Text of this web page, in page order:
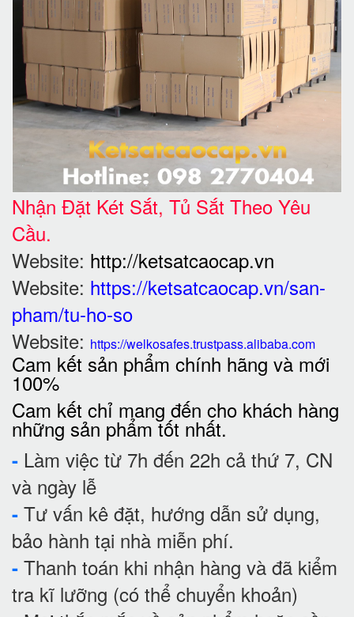
Nhận Đặt Két Sắt, Tủ Sắt Theo Yêu
Cầu.
Website: http://ketsatcaocap.vn
Website: https://ketsatcaocap.vn/san-
pham/tu-ho-so
Website: https://welkosafes.trustpass.alibaba.com
Cam kết sản phẩm chính hãng và mới
100%
Cam kết chỉ mang đến cho khách hàng
những sản phẩm tốt nhất.
- Làm việc từ 7h đến 22h cả thứ 7, CN
và ngày lễ
- Tư vấn kê đặt, hướng dẫn sử dụng,
bảo hành tại nhà miễn phí.
- Thanh toán khi nhận hàng và đã kiểm
tra kĩ lưỡng (có thể chuyển khoản)